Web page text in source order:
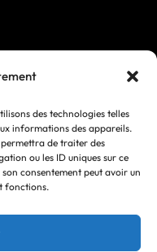
des technologies telles
informations des appareils.
de traiter des
ou les ID uniques sur ce
consentement peut avoir un
fonctions.